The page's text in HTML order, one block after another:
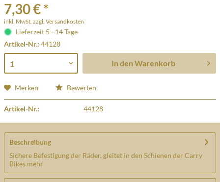
7,30 € *
inkl. MwSt. zzgl. Versandkosten
Lieferzeit 5 - 14 Tage
Artikel-Nr.: 44128
In den Warenkorb
Merken Bewerten
Artikel-Nr.: 44128
Beschreibung
Sichere Befestigung der Räder, gleitet in den Schienen der Carry
Bikes mehr